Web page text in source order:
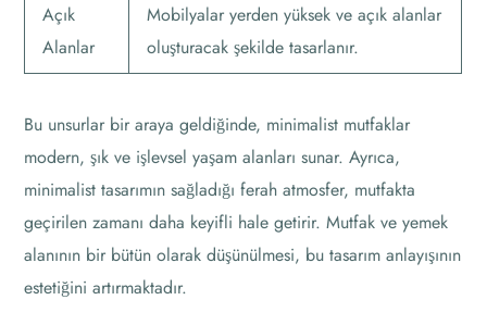
Açık
Alanlar
Mobilyalar yerden yüksek ve açık alanlar
oluşturacak şekilde tasarlanır.
Bu unsurlar bir araya geldiğinde, minimalist mutfaklar
modern, şık ve işlevsel yaşam alanları sunar. Ayrıca,
minimalist tasarımın sağladığı ferah atmosfer, mutfakta
geçirilen zamanı daha keyifli hale getirir. Mutfak ve yemek
alanının bir bütün olarak düşünülmesi, bu tasarım anlayışının
estetiğini artırmaktadır.